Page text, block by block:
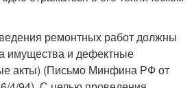
ремонтных работ должны
имущества и дефектные
акты) (Письмо Минфина РФ от